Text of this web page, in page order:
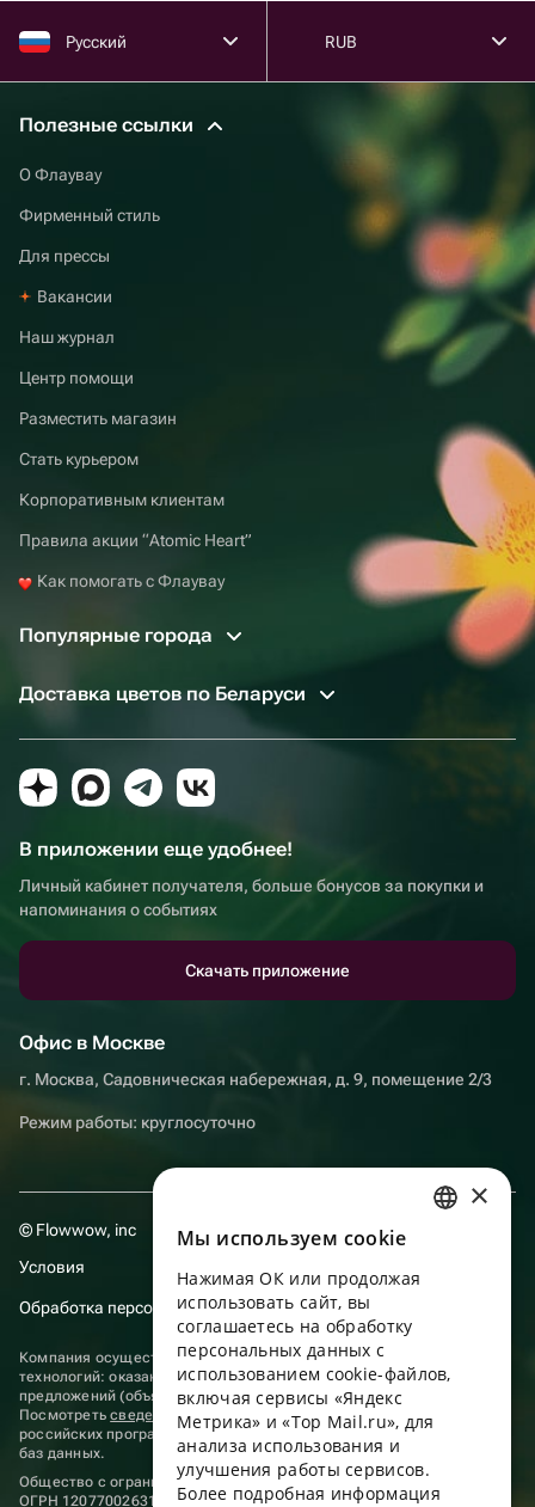
Русский RUB
Полезные ссылки
О Флаувау
Фирменный стиль
Для прессы
Вакансии
Наш журнал
Центр помощи
Разместить магазин
Стать курьером
Корпоративным клиентам
Правила акции “Atomic Heart”
Как помогать с Флаувау
Популярные города
Доставка цветов по Беларуси
В приложении еще удобнее!
Личный кабинет получателя, больше бонусов за покупки и
напоминания о событиях
Скачать приложение
Офис в Москве
г. Москва, Садовническая набережная, д. 9, помещение 2/3
Режим работы: круглосуточно
© Flowwow, inc
Условия
Обработка персональных данных
Компания осуществляет деятельность в области информационных
технологий: оказание услуг в сети “Интернет” по размещению
предложений (объявлений) продавцов о реализации товаров.
Посмотретьсведения о программах
, включенных в реестр
российских программ для электронных вычислительных машин и
баз данных.
Общество с ограниченной ответственностью «ФЛАУВАУ»
ОГРН 1207700263198, ИНН 9702020445
ENGLISH
UKRAINIAN
PORTUGUESE
×
Мы используем сookie
Нажимая ОК или продолжая
использовать сайт, вы
соглашаетесь на обработку
персональных данных с
использованием cookie-файлов,
включая сервисы «Яндекс
Метрика» и «Top Mail.ru», для
анализа использования и
улучшения работы сервисов.
Более подробная информация